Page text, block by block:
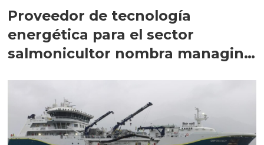
Proveedor de tecnología
energética para el sector
salmonicultor nombra managing